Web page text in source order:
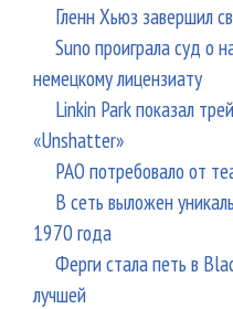
Гленн Хьюз завершил
Suno проиграла суд о
немецкому лицензиату
Linkin Park показал
«Unshatter»
РАО потребовало от
В сеть выложен
1970 года
Ферги стала петь в
лучшей